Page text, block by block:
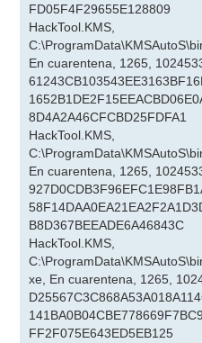
FD05F4F29655E128809
HackTool.KMS,
En cuarentena, 1265,
8D4A2A46CFCBD25FDFA1
HackTool.KMS,
En cuarentena, 1265,
B8D367BEEADE6A46843C
HackTool.KMS,
xe, En cuarentena, 1265,
FF2F075E643ED5EB125